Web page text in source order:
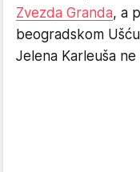
Zvezda Granda, a
beogradskom Ušću
Jelena Karleuša